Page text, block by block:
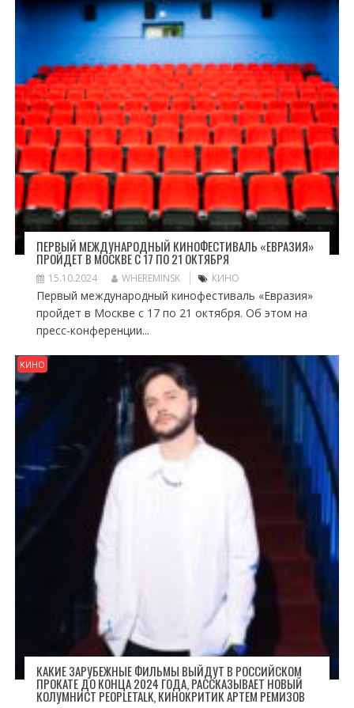
ПЕРВЫЙ МЕЖДУНАРОДНЫЙ КИНОФЕСТИВАЛЬ «ЕВРАЗИЯ»
ПРОЙДЕТ В МОСКВЕ С 17 ПО 21 ОКТЯБРЯ
15.10.2024 WHEREMINSK КИНО
Первый международный кинофестиваль «Евразия»
пройдет в Москве с 17 по 21 октября. Об этом на
пресс-конференции...
КИНО
КАКИЕ ЗАРУБЕЖНЫЕ ФИЛЬМЫ ВЫЙДУТ В РОССИЙСКОМ
ПРОКАТЕ ДО КОНЦА 2024 ГОДА, РАССКАЗЫВАЕТ НОВЫЙ
КОЛУМНИСТ PEOPLETALK, КИНОКРИТИК АРТЕМ РЕМИЗОВ